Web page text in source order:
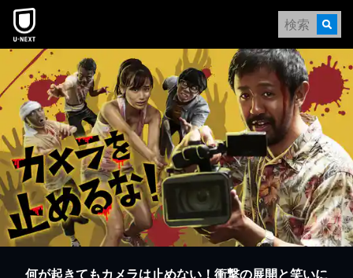
本文へスキップ
何が起きてもカメラは止めない！衝撃の展開と笑いに